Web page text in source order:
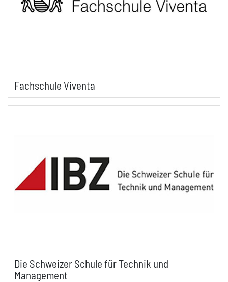
Fachschule Viventa
Die Schweizer Schule für Technik und
Management